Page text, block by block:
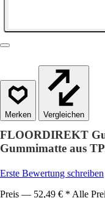
Vergleichen
FLOORDIREKT
Gummimatte aus
Erste Bewertung schreiben
Preis — 52,49 € * Alle